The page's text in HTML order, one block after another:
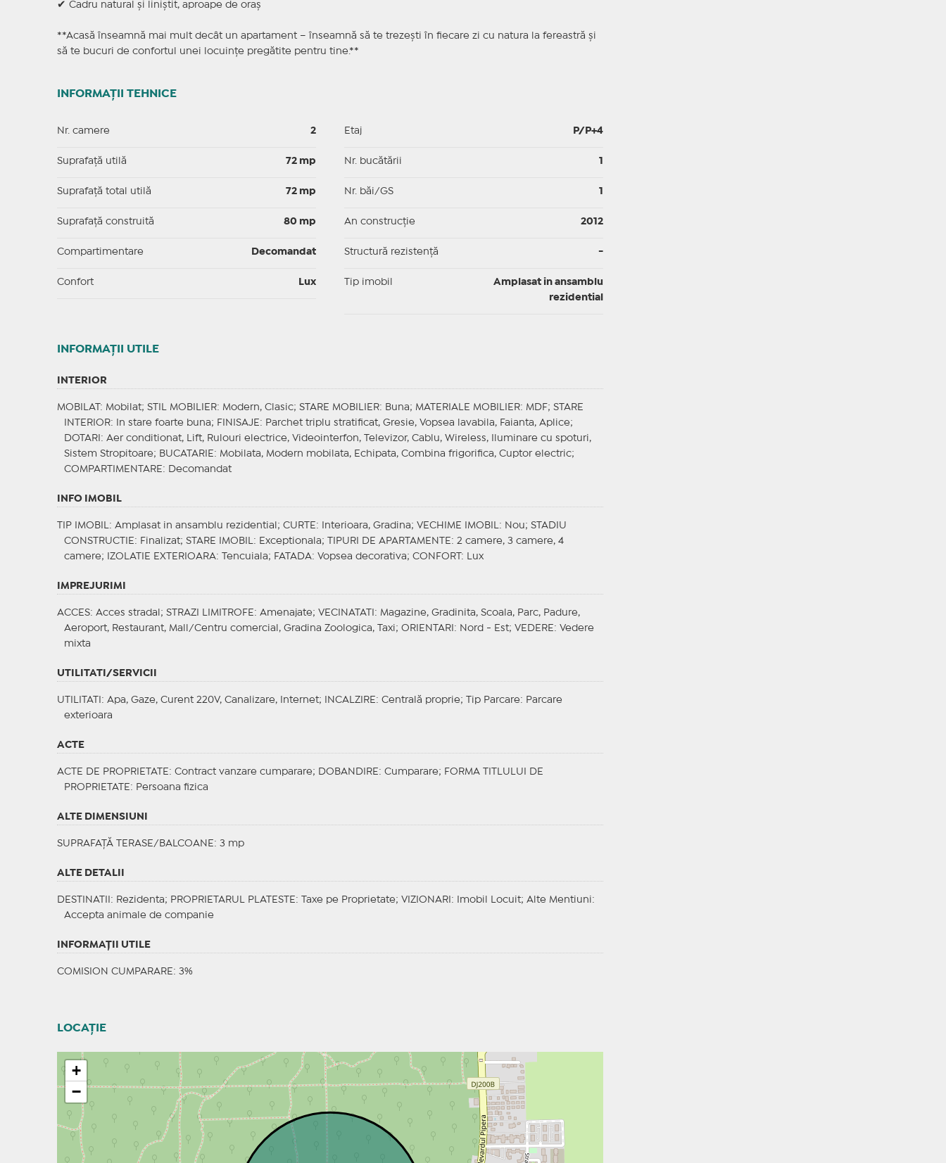
✔ Cadru natural și liniștit, aproape de oraș
**Acasă înseamnă mai mult decât un apartament – înseamnă să te trezești în fiecare zi cu natura la fereastră și
să te bucuri de confortul unei locuințe pregătite pentru tine.**
INFORMAȚII TEHNICE
Nr. camere 2
Suprafaţă utilă 72 mp
Suprafaţă total utilă 72 mp
Suprafaţă construită 80 mp
Compartimentare Decomandat
Confort Lux
Etaj P/P+4
Nr. bucătării
Nr. băi/GS
An construcție 2012
Structură rezistență -
Tip imobil
Amplasat in ansamblu
rezidential
INFORMAŢII UTILE
INTERIOR
MOBILAT : Mobilat; STIL MOBILIER: Modern, Clasic; STARE MOBILIER: Buna; MATERIALE MOBILIER: MDF; STARE
INTERIOR: In stare foarte buna; FINISAJE : Parchet triplu stratificat, Gresie, Vopsea lavabila, Faianta, Aplice;
DOTARI : Aer conditionat, Lift, Rulouri electrice, Videointerfon, Televizor, Cablu, Wireless, Iluminare cu spoturi,
Sistem Stropitoare; BUCATARIE : Mobilata, Modern mobilata, Echipata, Combina frigorifica, Cuptor electric;
COMPARTIMENTARE : Decomandat
INFO IMOBIL
TIP IMOBIL : Amplasat in ansamblu rezidential; CURTE : Interioara, Gradina; VECHIME IMOBIL : Nou; STADIU
CONSTRUCTIE : Finalizat; STARE IMOBIL : Exceptionala; TIPURI DE APARTAMENTE : 2 camere, 3 camere, 4
camere;
IZOLATIE EXTERIOARA: Tencuiala; FATADA: Vopsea decorativa; CONFORT : Lux
IMPREJURIMI
ACCES: Acces stradal; STRAZI LIMITROFE : Amenajate; VECINATATI
: Magazine, Gradinita, Scoala, Parc, Padure,
Aeroport, Restaurant, Mall/Centru comercial, Gradina Zoologica, Taxi; ORIENTARI : Nord - Est; VEDERE : Vedere
mixta
UTILITATI/SERVICII
UTILITATI : Apa, Gaze, Curent 220V, Canalizare, Internet; INCALZIRE : Centrală proprie; Tip Parcare: Parcare
exterioara
ACTE
ACTE DE PROPRIETATE : Contract vanzare cumparare; DOBANDIRE : Cumparare; FORMA TITLULUI DE
PROPRIETATE : Persoana fizica
ALTE DIMENSIUNI
SUPRAFAȚĂ TERASE/BALCOANE: 3 mp
ALTE DETALII
DESTINATII : Rezidenta; PROPRIETARUL PLATESTE : Taxe pe Proprietate; VIZIONARI : Imobil Locuit; Alte Mentiuni :
Accepta animale de companie
INFORMAŢII UTILE
COMISION CUMPARARE: 3%
LOCAȚIE
+
−